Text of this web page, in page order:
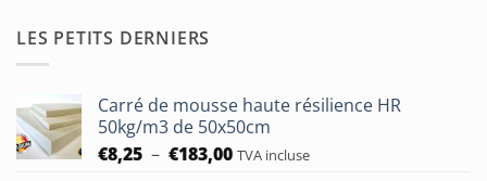
LES PETITS DERNIERS
Carré de mousse haute résilience HR
50kg/m3 de 50x50cm
€8,25 – €183,00Plage
TVA incluse